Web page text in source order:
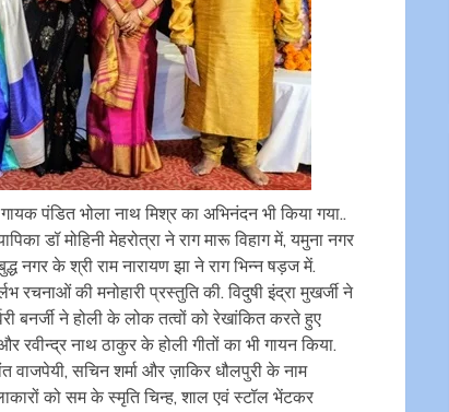
पंडित भोला नाथ मिश्र का अभिनंदन भी किया गया..
डॉ मोहिनी मेहरोत्रा ने राग मारू विहाग में, यमुना नगर
नगर के श्री राम नारायण झा ने राग भिन्न षड़ज में.
रचनाओं की मनोहारी प्रस्तुति की. विदुषी इंद्रा मुखर्जी ने
बनर्जी ने होली के लोक तत्वों को रेखांकित करते हुए
नाथ ठाकुर के होली गीतों का भी गायन किया.
सचिन शर्मा और ज़ाकिर धौलपुरी के नाम
को सम के स्मृति चिन्ह, शाल एवं स्टॉल भेंटकर